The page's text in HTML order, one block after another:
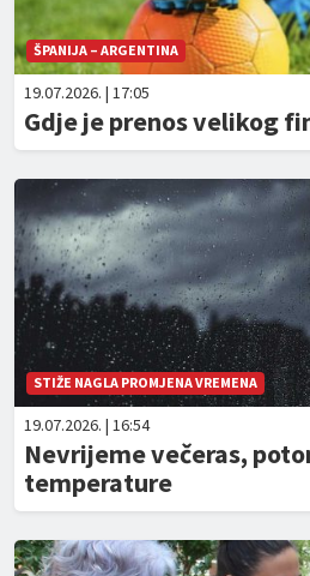
ŠPANIJA – ARGENTINA
19.07.2026. | 17:05
Gdje je prenos velikog
STIŽE NAGLA PROMJENA VREMENA
19.07.2026. | 16:54
Nevrijeme večeras,
temperature